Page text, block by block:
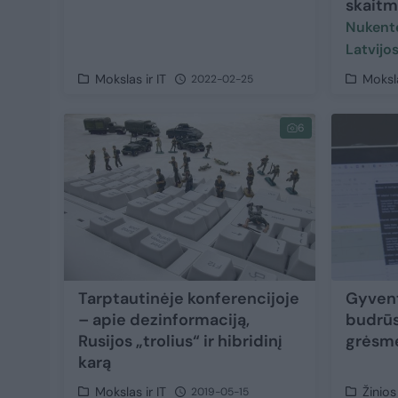
Mokslas ir IT 2022-02-25
6
Tarptautinėje konferencijoje
– apie dezinformaciją,
Rusijos „trolius“ ir hibridinį
karą
Mokslas ir IT 2019-05-15 Žinios